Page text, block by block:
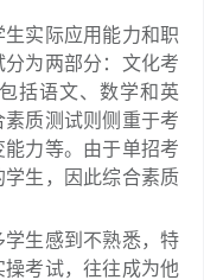
实际应用能力和职
为两部分：文化考
括语文、数学和英
质测试则侧重于考
力等。由于单招考
生，因此综合素质
生感到不熟悉，特
考试，往往成为他